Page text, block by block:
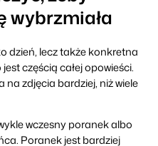
wybrzmiała
dzień, lecz także konkretna
częścią całej opowieści.
na zdjęcia bardziej, niż wiele
wczesny poranek albo
Poranek jest bardziej